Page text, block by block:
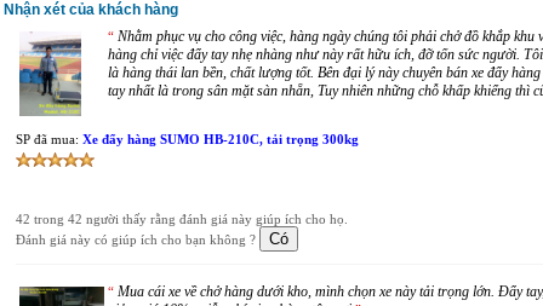
Nhận xét của khách hàng
“ Nhằm phục vụ cho công việc, hàng ngày chúng tôi phải chở đồ khắp khu
hàng chỉ việc đẩy tay nhẹ nhàng như này rất hữu ích, đỡ tốn sức người.
là hàng thái lan bền, chất lượng tốt. Bên đại lý này chuyên bán xe đẩy
tay nhất là trong sân mặt sàn nhẵn, Tuy nhiên những chỗ khấp khiểng thì
SP đã mua: Xe đẩy hàng SUMO HB-210C, tải trọng 300kg
42 trong 42 người thấy rằng đánh giá này giúp ích cho họ.
Đánh giá này có giúp ích cho bạn không ?
“ Mua cái xe về chở hàng dưới kho, mình chọn xe này tải trọng lớn. Đẩy